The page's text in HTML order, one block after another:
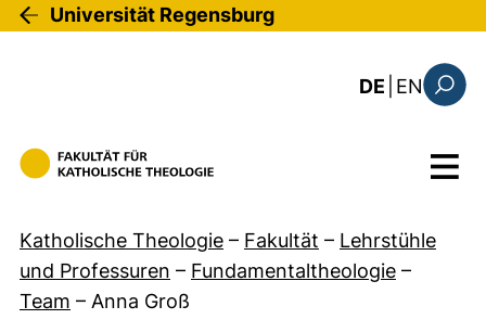
Direkt zum Inhalt
Universität Regensburg
DE EN: this
Menü
Katholische Theologie – Fakultät – Lehrstühle
und Professuren – Fundamentaltheologie –
Team – Anna Groß